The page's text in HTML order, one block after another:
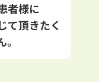
者様に
て頂きたく